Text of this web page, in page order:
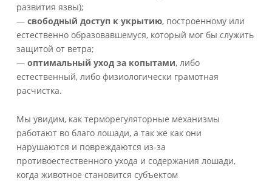
развития язвы);
— свободный доступ к укрытию, построенному или
естественно образовавшемуся, который мог бы служить
защитой от ветра;
— оптимальный уход за копытами, либо
естественный, либо физиологически грамотная
расчистка.
Мы увидим, как терморегуляторные механизмы
работают во благо лошади, а так же как они
нарушаются и повреждаются из-за
противоестественного ухода и содержания лошади,
когда животное становится субъектом